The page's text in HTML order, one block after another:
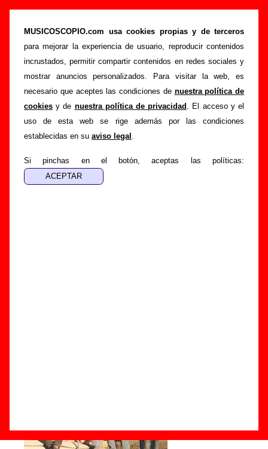
MUSICOSCOPIO.com usa cookies propias y de terceros
para mejorar la experiencia de usuario, reproducir contenidos
incrustados, permitir compartir contenidos en redes sociales y
mostrar anuncios personalizados. Para visitar la web, es
necesario que aceptes las condiciones de nuestra política de
cookies y de nuestra política de privacidad . El acceso y el
uso de esta web se rige además por las condiciones
establecidas en su aviso legal .
Si pinchas en el botón, aceptas las políticas:
Biografía de Tourjets: miembros, historia y
publicaciones
Portada >Tourjets
Esta página recopila información sobre la biografía de
Tourjets: sus componentes iniciales y los cambios de
formación, su trayectoria y otros grupos relacionados, los
discos y las canciones que han publicado, enlaces con
información adicional... Si lo deseas, puedes ayudar a
corrigiendo la existente.
El texto de esta biografía fue escrito por Guillermo Albaida